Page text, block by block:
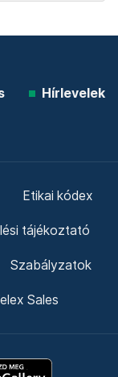
Hírlevelek
Etikai kódex
tájékoztató
Szabályzatok
Sales